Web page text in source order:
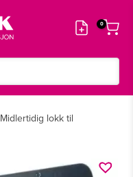
Midlertidig lokk til